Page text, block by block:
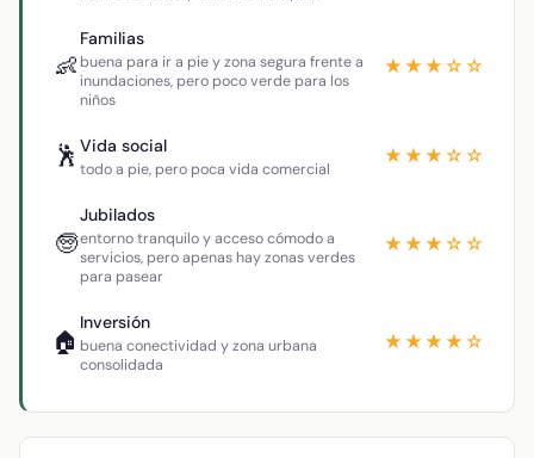
👶
Familias
buena para ir a pie y zona segura frente a
inundaciones, pero poco verde para los
niños
★★★☆☆
🕺 Vida social
todo a pie, pero poca vida comercial
★★★☆☆
🧓
Jubilados
entorno tranquilo y acceso cómodo a
servicios, pero apenas hay zonas verdes
para pasear
★★★☆☆
🏠
Inversión
buena conectividad y zona urbana
consolidada
★★★★☆